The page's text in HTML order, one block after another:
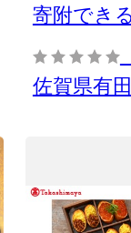
寄附でき
佐賀県有